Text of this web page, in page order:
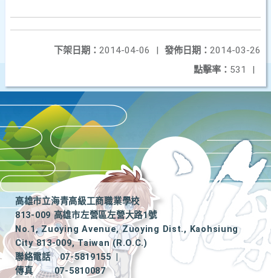
發佈日期： 2014-03-26
下架日期： 2014-04-06
|
點擊率： 531 |
高雄市立海青高級工商職業學校
813-009 高雄市左營區左營大路1號
No.1, Zuoying Avenue, Zuoying Dist., Kaohsiung
City 813-009, Taiwan (R.O.C.)
聯絡電話
07-5819155
|
傳真
07-5810087